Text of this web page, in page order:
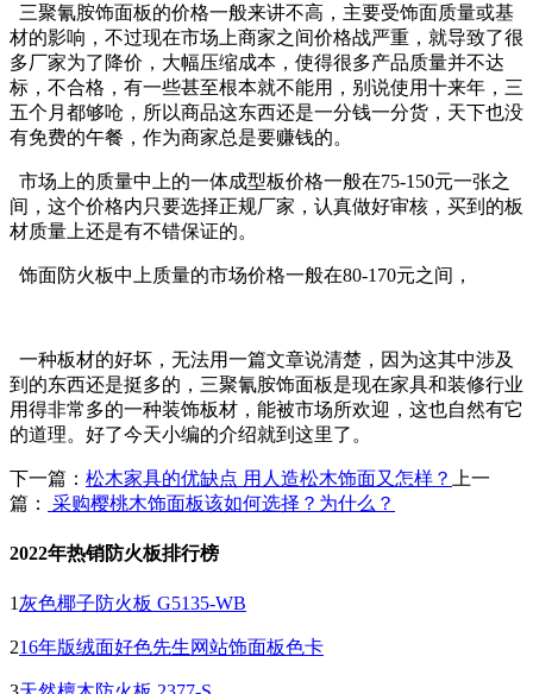
三聚氰胺饰面板的价格一般来讲不高，主要受饰面质量或基
材的影响，不过现在市场上商家之间价格战严重，就导致了很
多厂家为了降价，大幅压缩成本，使得很多产品质量并不达
标，不合格，有一些甚至根本就不能用，别说使用十来年，三
五个月都够呛，所以商品这东西还是一分钱一分货，天下也没
有免费的午餐，作为商家总是要赚钱的。
市场上的质量中上的一体成型板价格一般在75-150元一张之
间，这个价格内只要选择正规厂家，认真做好审核，买到的板
材质量上还是有不错保证的。
饰面防火板中上质量的市场价格一般在80-170元之间，
一种板材的好坏，无法用一篇文章说清楚，因为这其中涉及
到的东西还是挺多的，三聚氰胺饰面板是现在家具和装修行业
用得非常多的一种装饰板材，能被市场所欢迎，这也自然有它
的道理。好了今天小编的介绍就到这里了。
下一篇： 松木家具的优缺点 用人造松木饰面又怎样？
上一
篇：
采购樱桃木饰面板该如何选择？为什么？
2022年热销防火板排行榜
1 灰色椰子防火板 G5135-WB
216年版绒面好色先生网站饰面板色卡